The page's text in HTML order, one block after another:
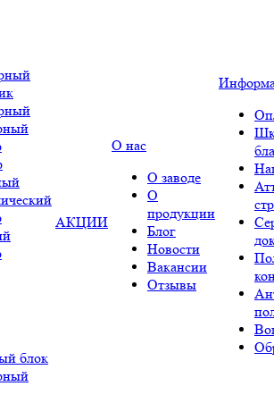
блок
АКЦИИ
О нас
О заводе
О
продукции
Блог
Новости
Вакансии
Отзывы